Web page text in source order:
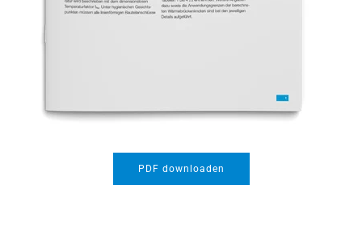
PDF downloaden